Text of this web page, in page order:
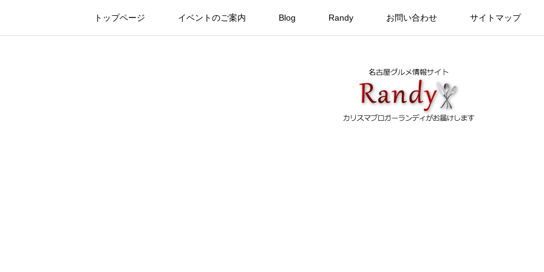
トップページ イベントのご案内 Blog Randy お問い合わせ サイトマップ